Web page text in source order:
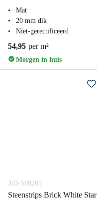
Mat
20 mm dik
Niet-gerectificeerd
54,95 per m²
Morgen in huis
303-500201
Steenstrips Brick White Star